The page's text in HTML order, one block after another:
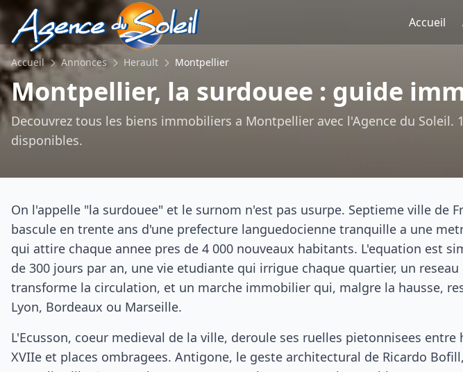
Aller au contenu principal
Accueil
Accueil Annonces Herault Montpellier
Montpellier, la surdouee : guide
Decouvrez tous les biens immobiliers a Montpellier avec l'Agence du Soleil.
disponibles.
On l'appelle "la surdouee" et le surnom n'est pas usurpe. Septieme ville de
bascule en trente ans d'une prefecture languedocienne tranquille a une
qui attire chaque annee pres de 4 000 nouveaux habitants. L'equation est
de 300 jours par an, une vie etudiante qui irrigue chaque quartier, un
transforme la circulation, et un marche immobilier qui, malgre la hausse,
Lyon, Bordeaux ou Marseille.
L'Ecusson, coeur medieval de la ville, deroule ses ruelles pietonnisees
XVIIe et places ombragees. Antigone, le geste architectural de Ricardo